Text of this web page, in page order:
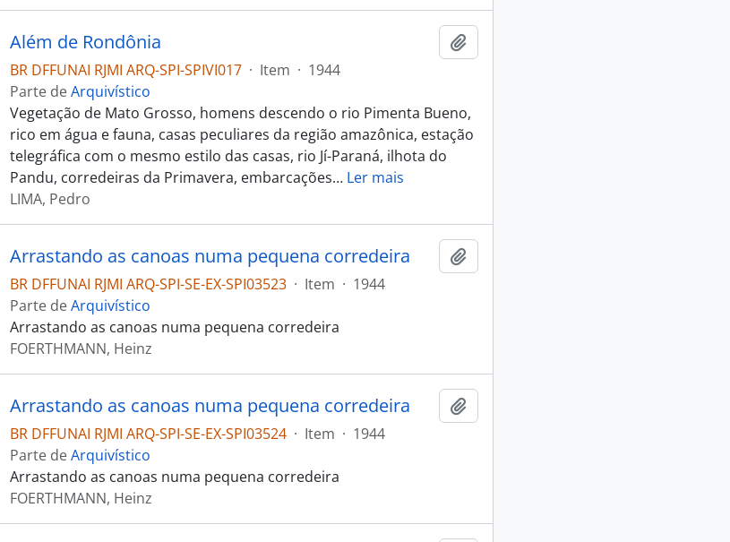
Além de Rondônia
BR DFFUNAI RJMI ARQ-SPI-SPIVI017 · Item · 1944
Parte deArquivístico
Vegetação de Mato Grosso, homens descendo o rio Pimenta Bueno,
rico em água e fauna, casas peculiares da região amazônica, estação
telegráfica com o mesmo estilo das casas, rio Jí-Paraná, ilhota do
Pandu, corredeiras da Primavera, embarcações… Ler mais
LIMA, Pedro
Arrastando as canoas numa pequena corredeira
BR DFFUNAI RJMI ARQ-SPI-SE-EX-SPI03523 · Item · 1944
Parte deArquivístico
Arrastando as canoas numa pequena corredeira
FOERTHMANN, Heinz
Arrastando as canoas numa pequena corredeira
BR DFFUNAI RJMI ARQ-SPI-SE-EX-SPI03524 · Item · 1944
Parte deArquivístico
Arrastando as canoas numa pequena corredeira
FOERTHMANN, Heinz